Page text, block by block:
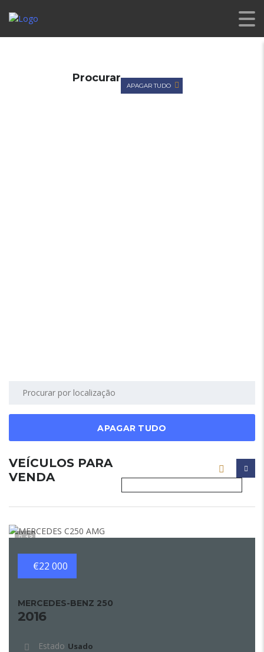
CL PREMIUM
Procurar
APAGAR TUDO
APAGAR TUDO
VEÍCULOS PARA
VENDA
13
€22 000
MERCEDES-BENZ 250
2016
Estado Usado